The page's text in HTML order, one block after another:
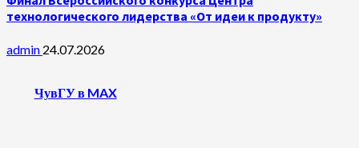
технологического лидерства «От идеи к продукту»
admin 24.07.2026
ЧувГУ в MAX